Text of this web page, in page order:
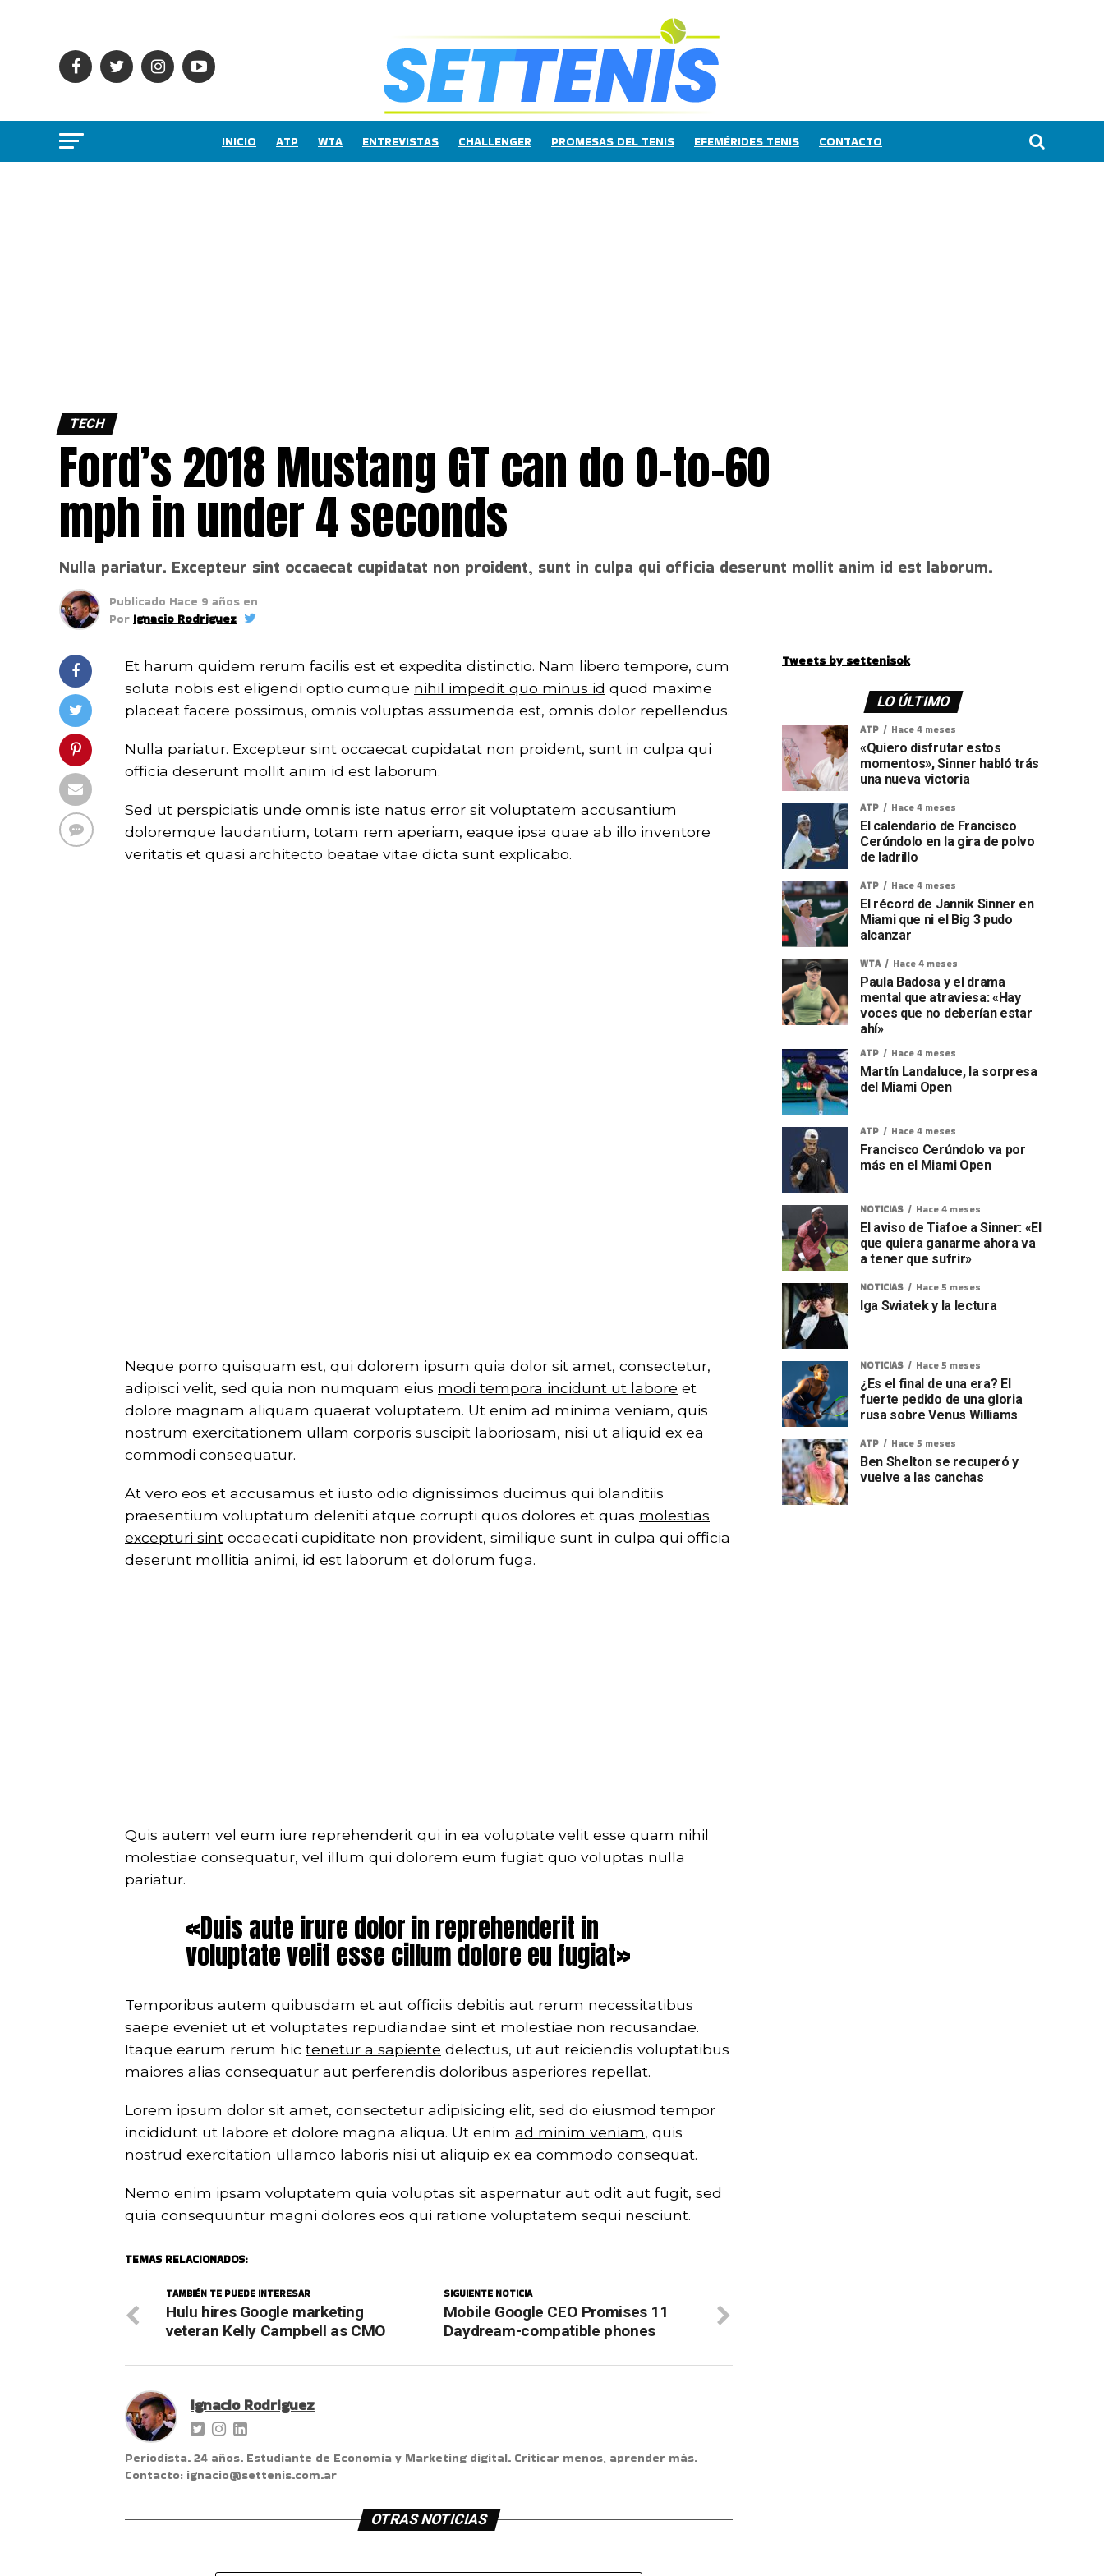
INICIO ATP WTA ENTREVISTAS CHALLENGER PROMESAS DEL TENIS EFEMÉRIDES TENIS CONTACTO
TECH
Ford’s 2018 Mustang GT can do 0-to-60
mph in under 4 seconds
Nulla pariatur. Excepteur sint occaecat cupidatat non proident, sunt in culpa qui officia deserunt mollit anim id est laborum.
Publicado Hace 9 años en
Por Ignacio Rodriguez
Et harum quidem rerum facilis est et expedita distinctio. Nam libero tempore, cum
soluta nobis est eligendi optio cumque nihil impedit quo minus id quod maxime
placeat facere possimus, omnis voluptas assumenda est, omnis dolor repellendus.
Nulla pariatur. Excepteur sint occaecat cupidatat non proident, sunt in culpa qui
officia deserunt mollit anim id est laborum.
Sed ut perspiciatis unde omnis iste natus error sit voluptatem accusantium
doloremque laudantium, totam rem aperiam, eaque ipsa quae ab illo inventore
veritatis et quasi architecto beatae vitae dicta sunt explicabo.
Neque porro quisquam est, qui dolorem ipsum quia dolor sit amet, consectetur,
adipisci velit, sed quia non numquam eius modi tempora incidunt ut labore et
dolore magnam aliquam quaerat voluptatem. Ut enim ad minima veniam, quis
nostrum exercitationem ullam corporis suscipit laboriosam, nisi ut aliquid ex ea
commodi consequatur.
At vero eos et accusamus et iusto odio dignissimos ducimus qui blanditiis
praesentium voluptatum deleniti atque corrupti quos dolores et quas molestias
excepturi sint occaecati cupiditate non provident, similique sunt in culpa qui officia
deserunt mollitia animi, id est laborum et dolorum fuga.
Quis autem vel eum iure reprehenderit qui in ea voluptate velit esse quam nihil
molestiae consequatur, vel illum qui dolorem eum fugiat quo voluptas nulla
pariatur.
«Duis aute irure dolor in reprehenderit in
voluptate velit esse cillum dolore eu fugiat»
Temporibus autem quibusdam et aut officiis debitis aut rerum necessitatibus
saepe eveniet ut et voluptates repudiandae sint et molestiae non recusandae.
Itaque earum rerum hic tenetur a sapiente delectus, ut aut reiciendis voluptatibus
maiores alias consequatur aut perferendis doloribus asperiores repellat.
Lorem ipsum dolor sit amet, consectetur adipisicing elit, sed do eiusmod tempor
incididunt ut labore et dolore magna aliqua. Ut enim ad minim veniam, quis
nostrud exercitation ullamco laboris nisi ut aliquip ex ea commodo consequat.
Nemo enim ipsam voluptatem quia voluptas sit aspernatur aut odit aut fugit, sed
quia consequuntur magni dolores eos qui ratione voluptatem sequi nesciunt.
TEMAS RELACIONADOS:
SIGUIENTE NOTICIA
Mobile Google CEO Promises 11
Daydream-compatible phones
TAMBIÉN TE PUEDE INTERESAR
Hulu hires Google marketing
veteran Kelly Campbell as CMO
Ignacio Rodriguez
Periodista. 24 años. Estudiante de Economía y Marketing digital. Criticar menos, aprender más.
Contacto: ignacio@settenis.com.ar
OTRAS NOTICIAS
Tweets by settenisok
LO ÚLTIMO
ATP Hace 4 meses
«Quiero disfrutar estos
momentos», Sinner habló trás
una nueva victoria
ATP Hace 4 meses
El calendario de Francisco
Cerúndolo en la gira de polvo
de ladrillo
ATP Hace 4 meses
El récord de Jannik Sinner en
Miami que ni el Big 3 pudo
alcanzar
WTA Hace 4 meses
Paula Badosa y el drama
mental que atraviesa: «Hay
voces que no deberían estar
ahí»
ATP Hace 4 meses
Martín Landaluce, la sorpresa
del Miami Open
ATP Hace 4 meses
Francisco Cerúndolo va por
más en el Miami Open
NOTICIAS Hace 4 meses
El aviso de Tiafoe a Sinner: «El
que quiera ganarme ahora va
a tener que sufrir»
NOTICIAS Hace 5 meses
Iga Swiatek y la lectura
NOTICIAS Hace 5 meses
¿Es el final de una era? El
fuerte pedido de una gloria
rusa sobre Venus Williams
ATP Hace 5 meses
Ben Shelton se recuperó y
vuelve a las canchas